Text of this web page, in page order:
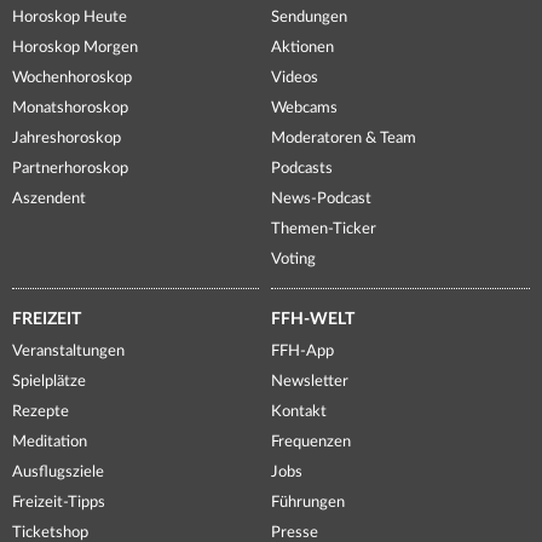
Horoskop Heute
Horoskop Morgen
Wochenhoroskop
Monatshoroskop
Jahreshoroskop
Partnerhoroskop
Aszendent
Sendungen
Aktionen
Videos
Webcams
Moderatoren & Team
Podcasts
News-Podcast
Themen-Ticker
Voting
FREIZEIT
Veranstaltungen
Spielplätze
Rezepte
Meditation
Ausflugsziele
Freizeit-Tipps
Ticketshop
FFH-WELT
FFH-App
Newsletter
Kontakt
Frequenzen
Jobs
Führungen
Presse